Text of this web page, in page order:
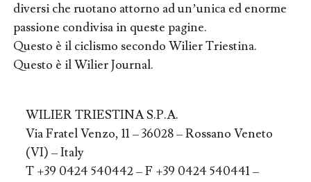
diversi che ruotano attorno ad un’unica ed enorme
passione condivisa in queste pagine.
Questo è il ciclismo secondo Wilier Triestina.
Questo è il Wilier Journal.
WILIER TRIESTINA S.P.A.
Via Fratel Venzo, 11 – 36028 – Rossano Veneto
(VI) – Italy
T +39 0424 540442 – F +39 0424 540441 –